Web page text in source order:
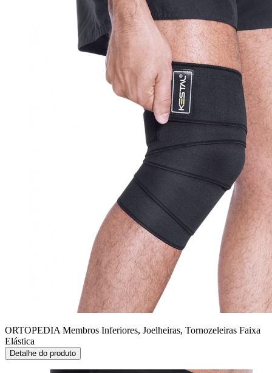
ORTOPEDIA Membros Inferiores, Joelheiras, Tornozeleiras Faixa
Elástica
Detalhe do produto